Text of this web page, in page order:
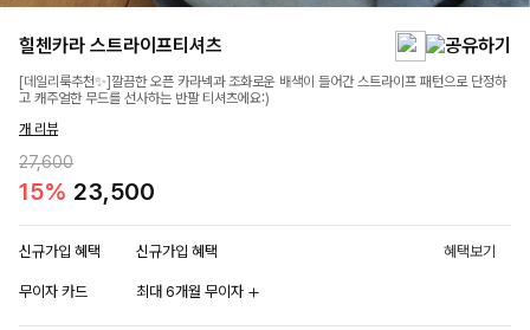
힐첸카라 스트라이프티셔츠
[데일리룩추천✨]깔끔한 오픈 카라넥과 조화로운 배색이 들어간 스트라이프 패턴으로 단정하
고 캐주얼한 무드를 선사하는 반팔 티셔츠에요:)
개 리뷰
27,600
15% 23,500
신규가입 혜택 신규가입 혜택 혜택보기
무이자 카드 최대 6개월 무이자